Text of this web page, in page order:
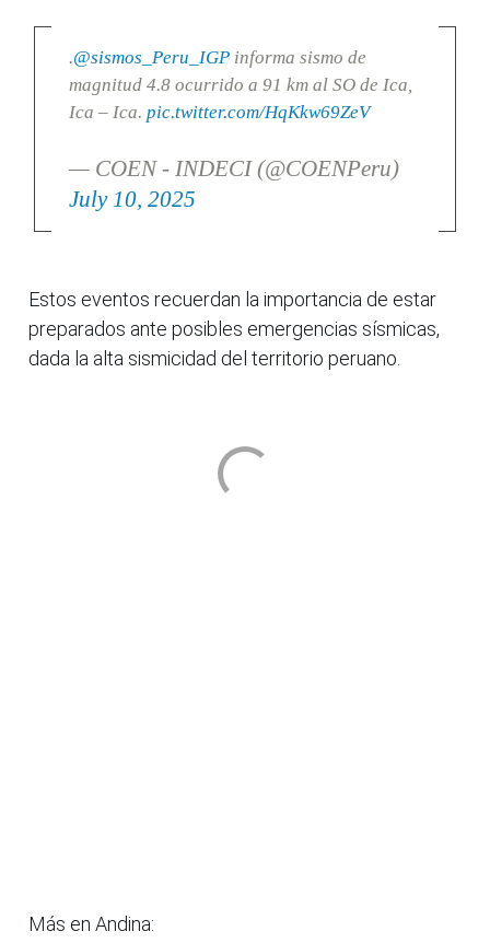
.@sismos_Peru_IGPinforma sismo de
magnitud 4.8 ocurrido a 91 km al SO de Ica,
Ica – Ica. pic.twitter.com/HqKkw69ZeV
— COEN - INDECI (@COENPeru)
July 10, 2025
Estos eventos recuerdan la importancia de estar
preparados ante posibles emergencias sísmicas,
dada la alta sismicidad del territorio peruano.
Más en Andina: